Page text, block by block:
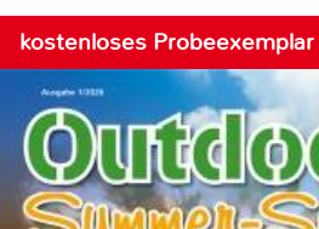
kostenloses Probeexemplar